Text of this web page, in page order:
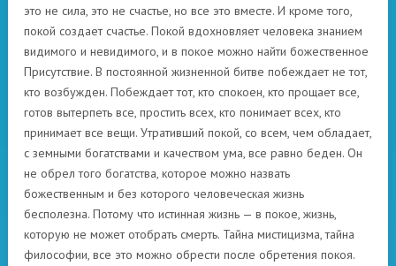
это не сила, это не счастье, но все это вместе. И кроме того,
покой создает счастье. Покой вдохновляет человека знанием
видимого и невидимого, и в покое можно найти божественное
Присутствие. В постоянной жизненной битве побеждает не тот,
кто возбужден. Побеждает тот, кто спокоен, кто прощает все,
готов вытерпеть все, простить всех, кто понимает всех, кто
принимает все вещи. Утративший покой, со всем, чем обладает,
с земными богатствами и качеством ума, все равно беден. Он
не обрел того богатства, которое можно назвать
божественным и без которого человеческая жизнь
бесполезна. Потому что истинная жизнь — в покое, жизнь,
которую не может отобрать смерть. Тайна мистицизма, тайна
философии, все это можно обрести после обретения покоя.